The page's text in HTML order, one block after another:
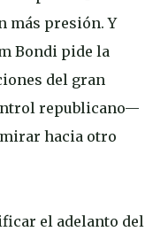
más presión. Y
Bondi pide la
del gran
republicano—
hacia otro
el adelanto del